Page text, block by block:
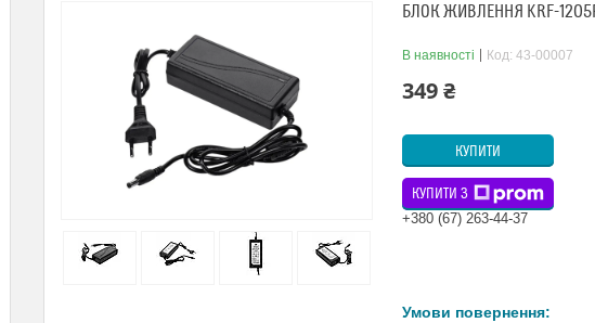
БЛОК ЖИВЛЕННЯ KRF-
В наявності Код: 43-00007
349 ₴
КУПИТИ
КУПИТИ З
+380 (67) 263-44-37